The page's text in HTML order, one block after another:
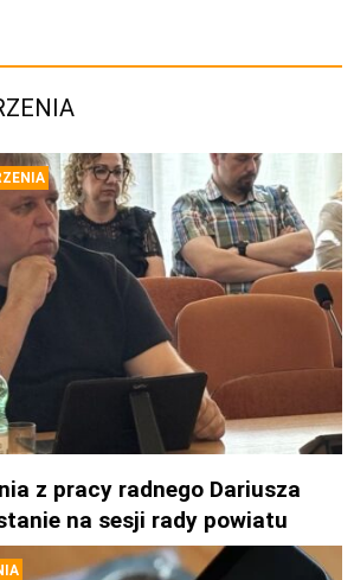
z pracy radnego Dariusza
na sesji rady powiatu